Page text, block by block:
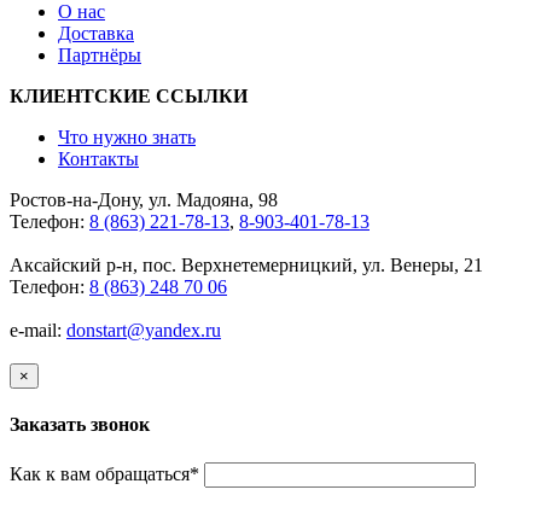
О нас
Доставка
Партнёры
КЛИЕНТСКИЕ ССЫЛКИ
Что нужно знать
Контакты
Ростов-на-Дону, ул. Мадояна, 98
Телефон: 8 (863) 221-78-13, 8-903-401-78-13
Аксайский р-н, пос. Верхнетемерницкий, ул. Венеры, 21
Телефон: 8 (863) 248 70 06
e-mail: donstart@yandex.ru
×
Заказать звонок
Как к вам обращаться*